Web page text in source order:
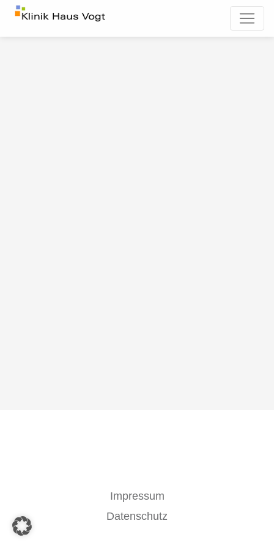
Impressum
Datenschutz